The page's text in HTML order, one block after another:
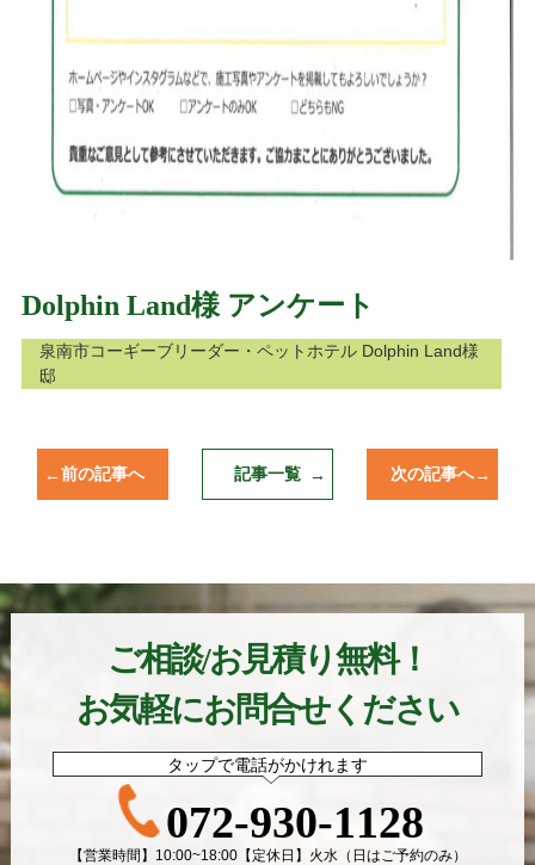
Dolphin Land様 アンケート
泉南市コーギーブリーダー・ペットホテル Dolphin Land様
邸
前の記事へ 記事一覧 次の記事へ
ご相談/お見積り無料！
お気軽にお問合せください
タップで電話がかけれます
072-930-1128
【営業時間】10:00~18:00【定休日】火水（日はご予約のみ）